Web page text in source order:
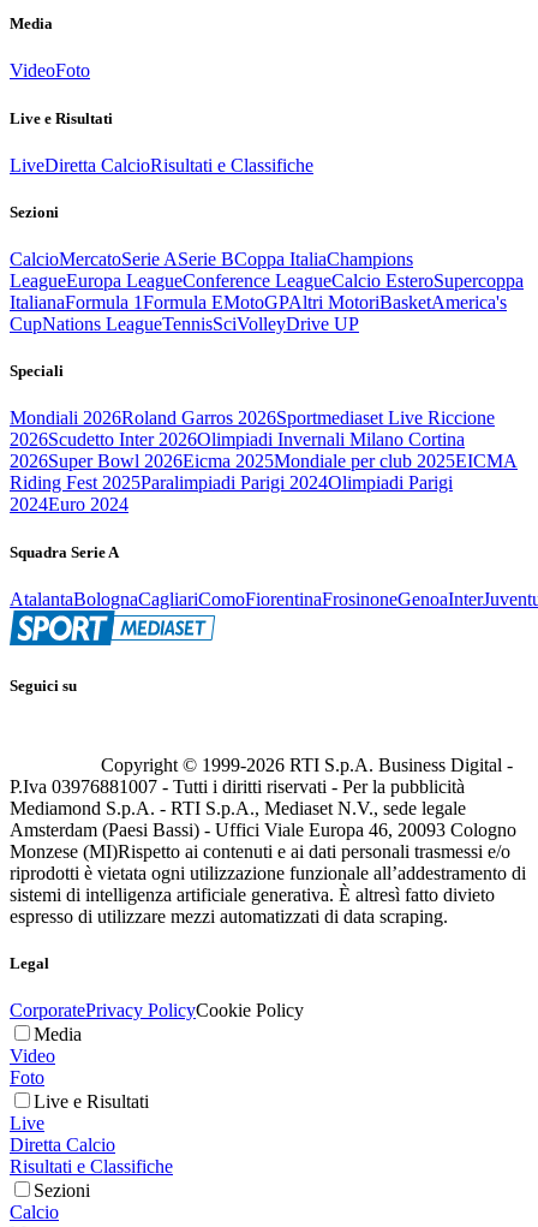
Media
VideoFoto
Live e Risultati
LiveDiretta CalcioRisultati e Classifiche
Sezioni
CalcioMercatoSerie ASerie BCoppa ItaliaChampions
LeagueEuropa LeagueConference LeagueCalcio EsteroSupercoppa
ItalianaFormula 1Formula EMotoGPAltri MotoriBasketAmerica's
CupNations LeagueTennisSciVolleyDrive UP
Speciali
Mondiali 2026Roland Garros 2026Sportmediaset Live Riccione
2026Scudetto Inter 2026Olimpiadi Invernali Milano Cortina
2026Super Bowl 2026Eicma 2025Mondiale per club 2025EICMA
Riding Fest 2025Paralimpiadi Parigi 2024Olimpiadi Parigi
2024Euro 2024
Squadra Serie A
AtalantaBolognaCagliariComoFiorentinaFrosinoneGenoaInter
Seguici su
Copyright © 1999-2026 RTI S.p.A. Business Digital -
P.Iva 03976881007 - Tutti i diritti riservati - Per la pubblicità
Mediamond S.p.A. - RTI S.p.A., Mediaset N.V., sede legale
Amsterdam (Paesi Bassi) - Uffici Viale Europa 46, 20093 Cologno
Monzese (MI)Rispetto ai contenuti e ai dati personali trasmessi e/o
riprodotti è vietata ogni utilizzazione funzionale all’addestramento di
sistemi di intelligenza artificiale generativa. È altresì fatto divieto
espresso di utilizzare mezzi automatizzati di data scraping.
Legal
CorporatePrivacy PolicyCookie Policy
Media
Video
Foto
Live e Risultati
Live
Diretta Calcio
Risultati e Classifiche
Sezioni
Calcio